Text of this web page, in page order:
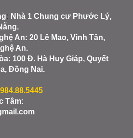
: Nhà 1 Chung cư Phước Lý,
An: 20 Lê Mao, Vinh Tân,
An.
: 100 Đ. Hà Huy Giáp, Quyết
Đồng Nai.
Tâm: